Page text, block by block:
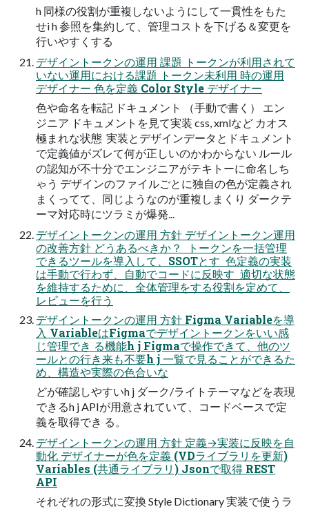
h 同様の役割が重複しないようにして一貫性をもた
せi h 参照を集約して、管理コストを下げる＆変更を
行いやすくする
デザイントークンの運用 課題 トークンが利用されて
いない運用における課題 トークン未利用 時の運用
デザイナー 色を定義 Color Style デザイナー
色や命名を転記 ドキュメント （手動で書く） エン
ジニア ドキュメントを見て実装 css, xmlなど カオス
極まれな状態 ‍ 実装とデザインデータとドキュメント
で定義値がズレて何が正しいのかわからない ルール
の認知が不十分でエンジニアがテキトーに命名しち
ゃう デザインのファイルごとに独自の色が定義され
まくってて、同じようなのが重複しまくり ダークテ
ーマ対応時にツラミが爆発...
デザイントークンの運用 方針 デザイントークン運用
の改善方針 どうあるべきか？  トークンを一括管理
できるツールを導入して、SSOTとす  色定義の実装
は手動で行わず、自動でコードに反映す  適切な状態
を維持するために、全体管理をする役割を定めて、
レビューを行う
デザイントークンの運用 方針 Figma Variableを導
入 VariableはFigmaでデザイントークンをいい感
じ管理でき る機能h j Figmaで操作できて、他のツ
ールとの行き来も不要h j 一覧で見ることができるた
め、構造や実際の色合いな
どが確認しやすいh j ダーク/ライトテーマなどを表現
できるh j APIが用意されていて、コードベースで定
義を取得でき る。
デザイントークンの運用 方針 定義→実装に反映を自
動化 デザイナーが色を定義 (VDライブラリを更新)
Variables (共通ライブラリ) Jsonで取得 REST
API
それぞれの形式に変換 Style Dictionary 実装で使うラ